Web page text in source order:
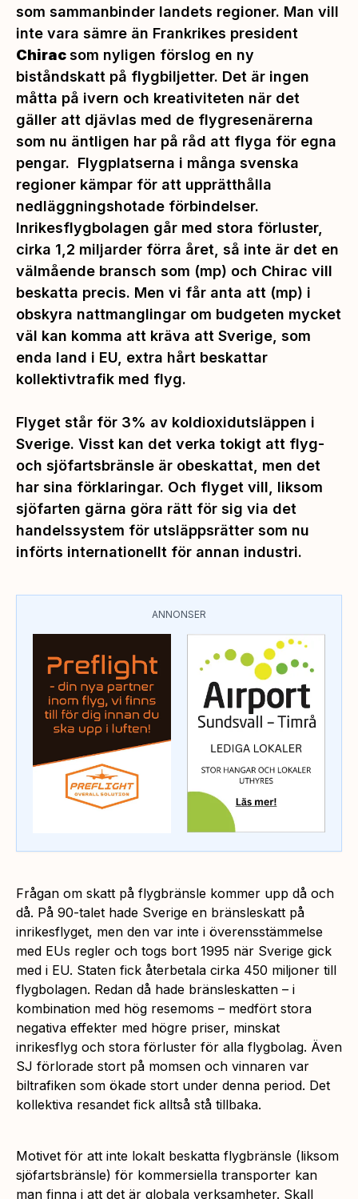
som sammanbinder landets regioner. Man vill
inte vara sämre än Frankrikes president
Chiracsom nyligen förslog en ny
biståndskatt på flygbiljetter. Det är ingen
måtta på ivern och kreativiteten när det
gäller att djävlas med de flygresenärerna
som nu äntligen har på råd att flyga för egna
pengar. Flygplatserna i många svenska
regioner kämpar för att upprätthålla
nedläggningshotade förbindelser.
Inrikesflygbolagen går med stora förluster,
cirka 1,2 miljarder förra året, så inte är det en
välmående bransch som (mp) och Chirac vill
beskatta precis. Men vi får anta att (mp) i
obskyra nattmanglingar om budgeten mycket
väl kan komma att kräva att Sverige, som
enda land i EU, extra hårt beskattar
kollektivtrafik med flyg.
Flyget står för 3% av koldioxidutsläppen i
Sverige. Visst kan det verka tokigt att flyg-
och sjöfartsbränsle är obeskattat, men det
har sina förklaringar. Och flyget vill, liksom
sjöfarten gärna göra rätt för sig via det
handelssystem för utsläppsrätter som nu
införts internationellt för annan industri.
ANNONSER
Frågan om skatt på flygbränsle kommer upp då och
då. På 90-talet hade Sverige en bränsleskatt på
inrikesflyget, men den var inte i överensstämmelse
med EUs regler och togs bort 1995 när Sverige gick
med i EU. Staten fick återbetala cirka 450 miljoner till
flygbolagen. Redan då hade bränsleskatten – i
kombination med hög resemoms – medfört stora
negativa effekter med högre priser, minskat
inrikesflyg och stora förluster för alla flygbolag. Även
SJ förlorade stort på momsen och vinnaren var
biltrafiken som ökade stort under denna period. Det
kollektiva resandet fick alltså stå tillbaka.
Motivet för att inte lokalt beskatta flygbränsle (liksom
sjöfartsbränsle) för kommersiella transporter kan
man finna i att det är globala verksamheter. Skall